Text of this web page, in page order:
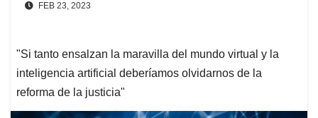
FEB 23, 2023
"Si tanto ensalzan la maravilla del mundo virtual y la
inteligencia artificial deberíamos olvidarnos de la
reforma de la justicia"